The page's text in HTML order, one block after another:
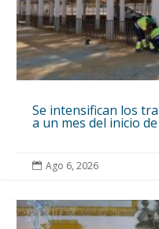
Se intensifican los
a un mes del inicio
 Ago 6, 2026